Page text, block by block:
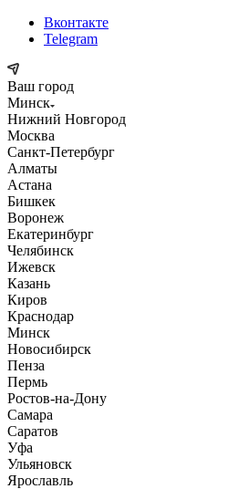
Вконтакте
Telegram
Ваш город
Минск
Нижний Новгород
Москва
Санкт-Петербург
Алматы
Астана
Бишкек
Воронеж
Екатеринбург
Челябинск
Ижевск
Казань
Киров
Краснодар
Минск
Новосибирск
Пенза
Пермь
Ростов-на-Дону
Самара
Саратов
Уфа
Ульяновск
Ярославль